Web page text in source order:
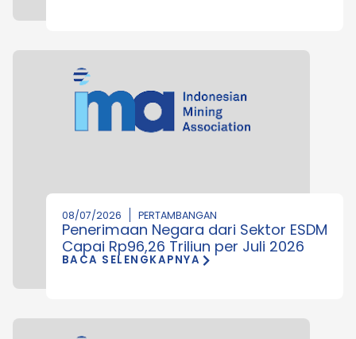
08/07/2026 PERTAMBANGAN
Penerimaan Negara dari Sektor ESDM
Capai Rp96,26 Triliun per Juli 2026
BACA SELENGKAPNYA